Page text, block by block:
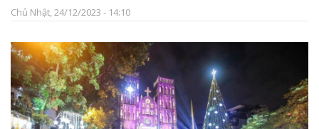
Chủ Nhật, 24/12/2023 - 14:10